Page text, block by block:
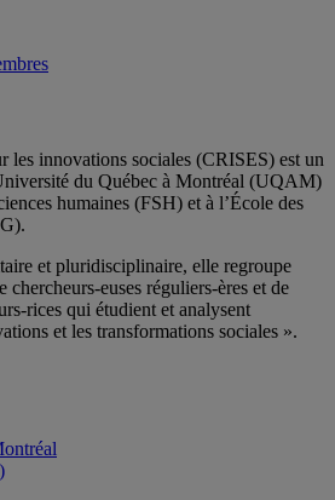
les innovations sociales (CRISES) est un
du Québec à Montréal (UQAM)
humaines (FSH) et à l’École des
et pluridisciplinaire, elle regroupe
chercheurs-euses réguliers-ères et de
-rices qui étudient et analysent
et les transformations sociales ».